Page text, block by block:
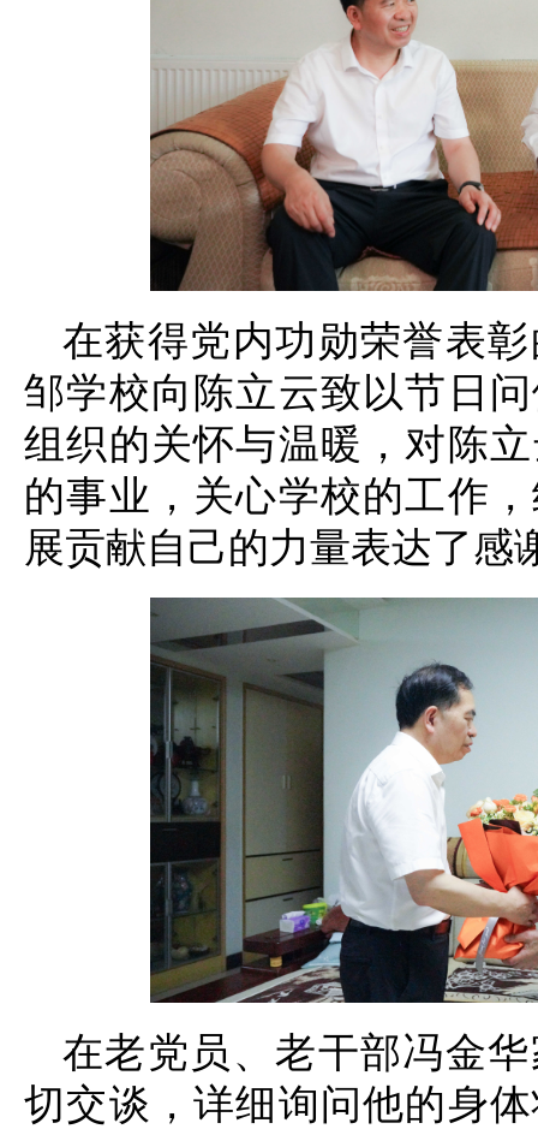
在获得党内功勋荣誉表
邹学校向陈立云致以节日
组织的关怀与温暖，对陈
的事业，关心学校的工作
展贡献自己的力量表达了感
在老党员、老干部冯金
切交谈，详细询问他的身